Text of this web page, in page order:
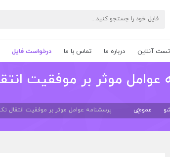
تست آنلاین درباره ما تماس با ما درخواست فایل
عوامل موثر بر موفقیت
عمومی پرسشنامه عوامل موثر بر موفقیت انتقال